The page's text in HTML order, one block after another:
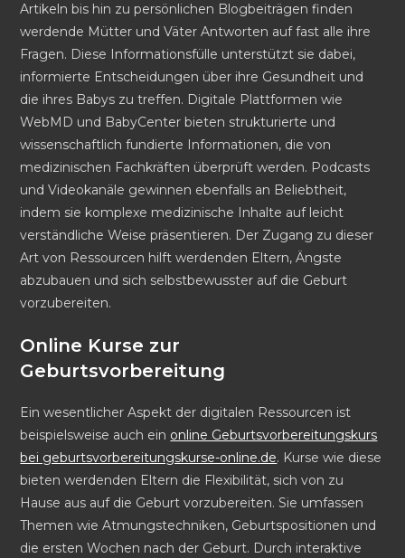
Artikeln bis hin zu persönlichen Blogbeiträgen finden
werdende Mütter und Väter Antworten auf fast alle ihre
Fragen. Diese Informationsfülle unterstützt sie dabei,
informierte Entscheidungen über ihre Gesundheit und
die ihres Babys zu treffen. Digitale Plattformen wie
WebMD und BabyCenter bieten strukturierte und
wissenschaftlich fundierte Informationen, die von
medizinischen Fachkräften überprüft werden. Podcasts
und Videokanäle gewinnen ebenfalls an Beliebtheit,
indem sie komplexe medizinische Inhalte auf leicht
verständliche Weise präsentieren. Der Zugang zu dieser
Art von Ressourcen hilft werdenden Eltern, Ängste
abzubauen und sich selbstbewusster auf die Geburt
vorzubereiten.
Online Kurse zur
Geburtsvorbereitung
Ein wesentlicher Aspekt der digitalen Ressourcen ist
beispielsweise auch ein online Geburtsvorbereitungskurs
bei geburtsvorbereitungskurse-online.de. Kurse wie diese
bieten werdenden Eltern die Flexibilität, sich von zu
Hause aus auf die Geburt vorzubereiten. Sie umfassen
Themen wie Atmungstechniken, Geburtspositionen und
die ersten Wochen nach der Geburt. Durch interaktive